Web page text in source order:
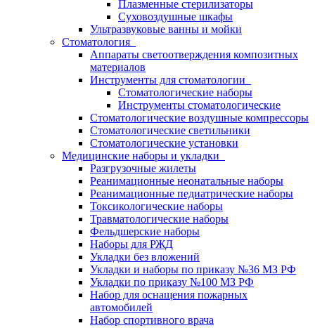
Плазменные стерилизаторы
Суховоздушные шкафы
Ультразвуковые ванны и мойки
Стоматология
Аппараты светоотверждения композитных
материалов
Инструменты для стоматологии
Стоматологические наборы
Инструменты стоматологические
Стоматологические воздушные компрессоры
Стоматологические светильники
Стоматологические установки
Медицинские наборы и укладки
Разгрузочные жилеты
Реанимационные неонатальные наборы
Реанимационные педиатрические наборы
Токсикологические наборы
Травматологические наборы
Фельдшерские наборы
Наборы для РЖД
Укладки без вложений
Укладки и наборы по приказу №36 МЗ РФ
Укладки по приказу №100 МЗ РФ
Набор для оснащения пожарных
автомобилей
Набор спортивного врача